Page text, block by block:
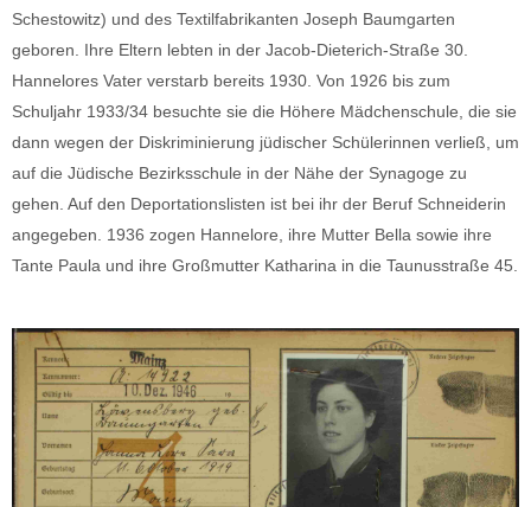
Schestowitz) und des Textilfabrikanten Joseph Baumgarten
geboren. Ihre Eltern lebten in der Jacob-Dieterich-Straße 30.
Hannelores Vater verstarb bereits 1930. Von 1926 bis zum
Schuljahr 1933/34 besuchte sie die Höhere Mädchenschule, die sie
dann wegen der Diskriminierung jüdischer Schülerinnen verließ, um
auf die Jüdische Bezirksschule in der Nähe der Synagoge zu
gehen. Auf den Deportationslisten ist bei ihr der Beruf Schneiderin
angegeben. 1936 zogen Hannelore, ihre Mutter Bella sowie ihre
Tante Paula und ihre Großmutter Katharina in die Taunusstraße 45.